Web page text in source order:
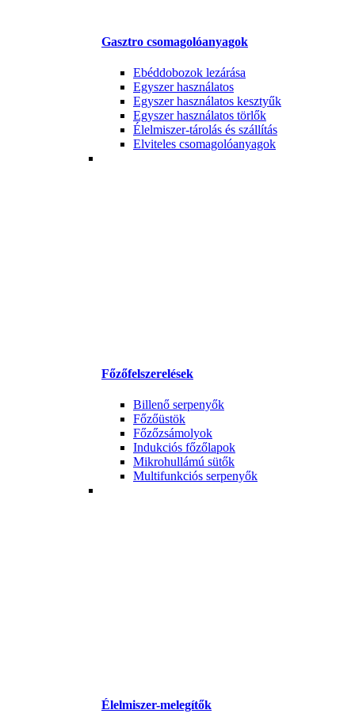
Gasztro csomagolóanyagok
Ebéddobozok lezárása
Egyszer használatos
Egyszer használatos kesztyűk
Egyszer használatos törlők
Élelmiszer-tárolás és szállítás
Elviteles csomagolóanyagok
Főzőfelszerelések
Billenő serpenyők
Főzőüstök
Főzőzsámolyok
Indukciós főzőlapok
Mikrohullámú sütők
Multifunkciós serpenyők
Élelmiszer-melegítők